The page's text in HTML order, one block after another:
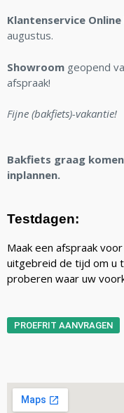
Klantenservice Online
augustus.
Showroom geopend
afspraak!
Fijne (bakfiets)-vakantie!
Bakfiets graag
inplannen.
Testdagen:
Maak een afspraak
uitgebreid de tijd om u
proberen waar uw
PROEFRIT AANVRAGEN